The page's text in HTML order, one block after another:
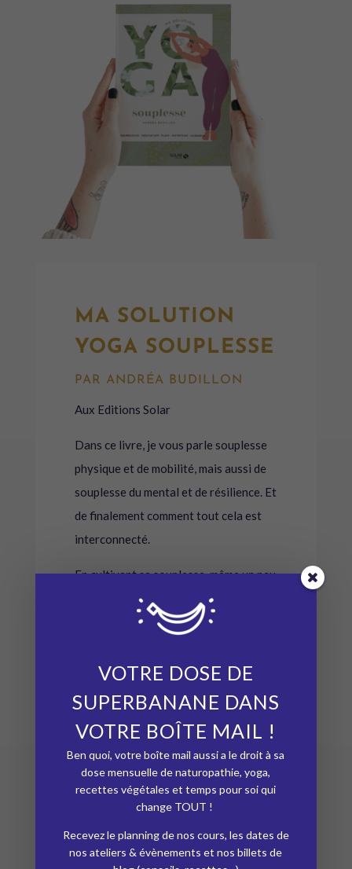
MA SOLUTION
YOGA SOUPLESSE
PAR ANDRÉA BUDILLON
Aux Editions Solar
Dans ce livre, je vous parle souplesse
physique et de mobilité, mais aussi de
souplesse du mental et de résilience. Et
de finalement comment tout cela est
interconnecté.
En cultivant sa souplesse, même un peu
chaque jour, grâce à la pratique du
yoga, de la relaxation et de la
concrète ses capacités d’adaptation et
de résilience ! Je vous propose dans ce
yogathérapie pour mieux gérer votre
stress, soulager vos douleurs et
gagner en mobilité, accepter les
événements de la vie pour mieux vivre
en paix avec vos émotions. Vous y
retrouverrez aussi automassages, des
VOTRE DOSE DE
SUPERBANANE DANS
VOTRE BOÎTE MAIL !
Ben quoi, votre boîte mail aussi a le droit à sa
dose mensuelle de naturopathie, yoga,
recettes végétales et temps pour soi qui
change TOUT !
Recevez le planning de nos cours, les dates de
nos ateliers & évènements et nos billets de